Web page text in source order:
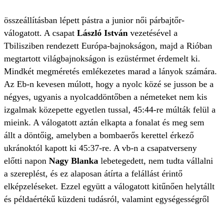
összeállításban lépett pástra a junior női párbajtőr-
válogatott. A csapat László István vezetésével a
Tbilisziben rendezett Európa-bajnokságon, majd a Rióban
megtartott világbajnokságon is ezüstérmet érdemelt ki.
Mindkét megméretés emlékezetes marad a lányok számára.
Az Eb-n kevesen múlott, hogy a nyolc közé se jusson be a
négyes, ugyanis a nyolcaddöntőben a németeket nem kis
izgalmak közepette egyetlen tussal, 45:44-re múlták felül a
mieink. A válogatott aztán elkapta a fonalat és meg sem
állt a döntőig, amelyben a bombaerős kerettel érkező
ukránoktól kapott ki 45:37-re. A vb-n a csapatverseny
előtti napon Nagy Blanka lebetegedett, nem tudta vállalni
a szereplést, és ez alaposan átírta a felállást érintő
elképzeléseket. Ezzel együtt a válogatott kitűnően helytállt
és példaértékű küzdeni tudásról, valamint egységességről